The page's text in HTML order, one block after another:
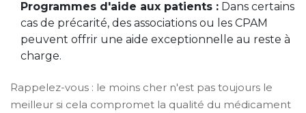
Programmes d'aide aux patients : Dans certains
cas de précarité, des associations ou les CPAM
peuvent offrir une aide exceptionnelle au reste à
charge.
Rappelez-vous : le moins cher n'est pas toujours le
meilleur si cela compromet la qualité du médicament